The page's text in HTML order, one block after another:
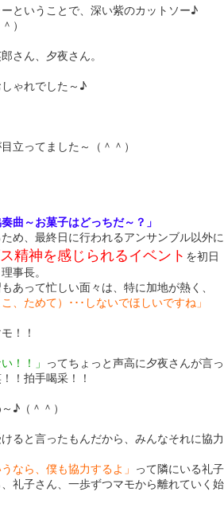
ということで、深い紫のカットソー♪
）
さん、夕夜さん。
ゃれでした～♪
立ってました～（＾＾）
奏曲～お菓子はどっちだ～？」
め、最終日に行われるアンサンブル以外に
精神を感じられるイベント を初日
事長。
あって忙しい面々は、特に加地が熱く、
、ためて）･･･しないでほしいですね」
！！
！！」 ってちょっと声高に夕夜さんが言っ
！拍手喝采！！
♪（＾＾）
ると言ったもんだから、みんなそれに協力
なら、僕も協力するよ」 って隣にいる礼子
礼子さん、一歩ずつマモから離れていく始